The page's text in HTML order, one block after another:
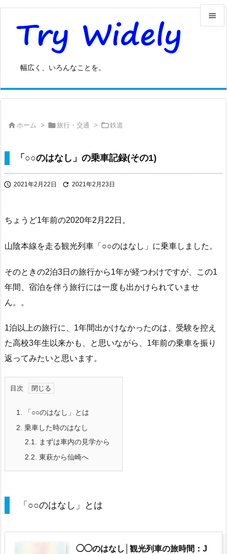
幅広く、いろんなことを。


前へ
 ホーム > 旅行・交通 > 鉄道
「○○のはなし」の乗車記録(その1)
 2021年2月22日  2021年2月23日
ちょうど1年前の2020年2月22日。
山陰本線を走る観光列車「○○のはなし」に乗車しました。
そのときの2泊3日の旅行から1年が経つわけですが、この1
年間、宿泊を伴う旅行には一度も出かけられていませ
ん。。
1泊以上の旅行に、1年間出かけなかったのは、受験を控え
た高校3年生以来かも、と思いながら、1年前の乗車を振り
返ってみたいと思います。
目次
1.
「○○のはなし」とは
2. 乗車した時のはなし
2.1.
まずは車内の見学から
2.2. 東萩から仙崎へ
「○○のはなし」とは
◯◯のはなし│観光列車の旅時間：J